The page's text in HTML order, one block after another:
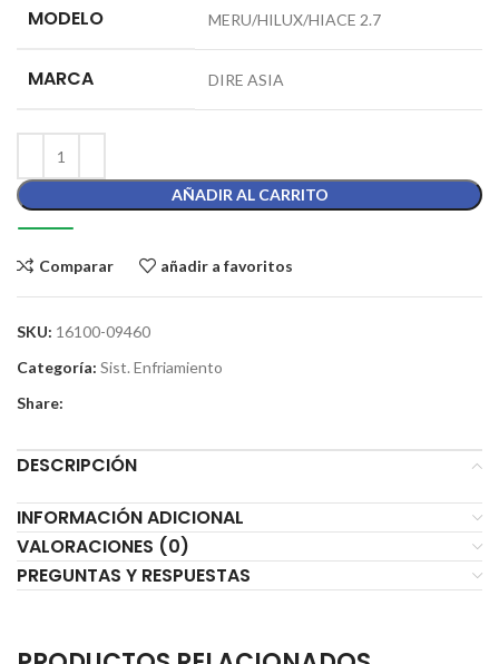
MODELO MERU/HILUX/HIACE 2.7
MARCA DIRE ASIA
AÑADIR AL CARRITO
Comparar añadir a favoritos
SKU: 16100-09460
Categoría: Sist. Enfriamiento
Share:
DESCRIPCIÓN
INFORMACIÓN ADICIONAL
VALORACIONES (0)
PREGUNTAS Y RESPUESTAS